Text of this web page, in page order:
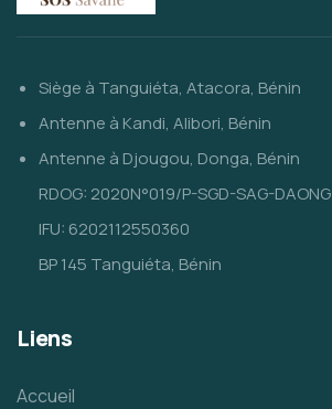
Siège à Tanguiéta, Atacora, Bénin
Antenne à Kandi, Alibori, Bénin
Antenne à Djougou, Donga, Bénin
RDOG: 2020N°019/P-SGD-SAG-DAONG
IFU: 6202112550360
BP 145 Tanguiéta, Bénin
Liens
Accueil